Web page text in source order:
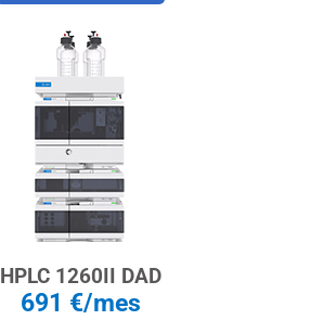
HPLC 1260II DAD
691 €/mes